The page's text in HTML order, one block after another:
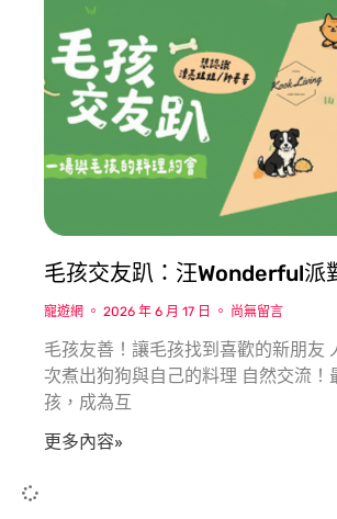
毛孩交友趴：汪Wonderful派
寵遊網 2026 年 6 月 17 日 尚無留言
毛孩友善！讓毛孩找到喜歡的新朋友
次煮出狗狗與自己的料理 自然交流！
孩，成為互
更多內容»